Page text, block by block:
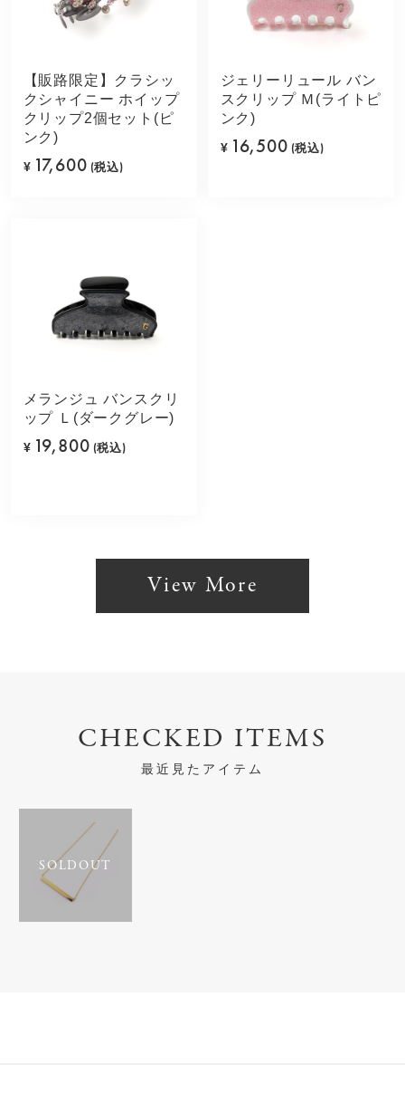
【販路限定】クラシッ
クシャイニー ホイップ
クリップ2個セット(ピ
ンク)
¥ 17,600 (税込)
ジェリーリュール バン
スクリップ Ｍ(ライトピ
ンク)
¥ 16,500 (税込)
メランジュ バンスクリ
ップ Ｌ(ダークグレー)
¥ 19,800 (税込)
View More
CHECKED ITEMS
最近見たアイテム
SOLDOUT